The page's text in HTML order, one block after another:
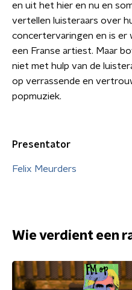
en uit het hier en nu en
vertellen luisteraars over
concertervaringen en is er
een Franse artiest. Maar
niet met hulp van de
op verrassende en
popmuziek.
Presentator
Felix Meurders
Wie verdient een